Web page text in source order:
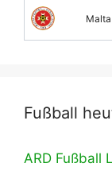
Malta
Fußball
ARD Fußball